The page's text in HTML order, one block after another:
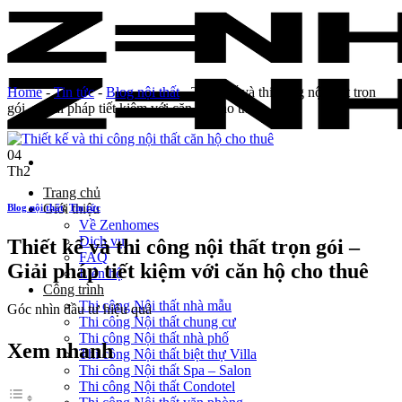
Skip
content
Trang chủ
Giới thiệu
Về Zenhomes
Dịch vụ
FAQ
Liên hệ
Công trình
Thi công Nội thất nhà mẫu
Thi công Nội thất chung cư
Thi công Nội thất nhà phố
Thi công Nội thất biệt thự Villa
Thi công Nội thất Spa – Salon
Thi công Nội thất Condotel
Home-Tin tức-Blog nội thất-Thiết kế và thi công nội thất trọn
gói – Giải pháp tiết kiệm với căn hộ cho thuê
04
Th2
Blog nội thất,Tin tức
Thiết kế và thi công nội thất trọn gói –
Giải pháp tiết kiệm với căn hộ cho thuê
Góc nhìn đầu tư hiệu quả
Xem nhanh